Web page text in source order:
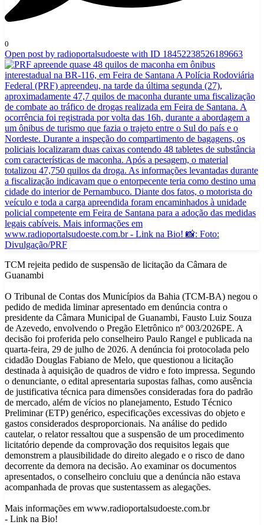
0
Open post by radioportalsudoeste with ID 18452238526189663
TCM rejeita pedido de suspensão de licitação da Câmara de
Guanambi
O Tribunal de Contas dos Municípios da Bahia (TCM-BA) negou o
pedido de medida liminar apresentado em denúncia contra o
presidente da Câmara Municipal de Guanambi, Fausto Luiz Souza
de Azevedo, envolvendo o Pregão Eletrônico nº 003/2026PE. A
decisão foi proferida pelo conselheiro Paulo Rangel e publicada na
quarta-feira, 29 de julho de 2026. A denúncia foi protocolada pelo
cidadão Douglas Fabiano de Melo, que questionou a licitação
destinada à aquisição de quadros de vidro e foto impressa. Segundo
o denunciante, o edital apresentaria supostas falhas, como ausência
de justificativa técnica para dimensões consideradas fora do padrão
de mercado, além de vícios no planejamento, Estudo Técnico
Preliminar (ETP) genérico, especificações excessivas do objeto e
gastos considerados desproporcionais. Na análise do pedido
cautelar, o relator ressaltou que a suspensão de um procedimento
licitatório depende da comprovação dos requisitos legais que
demonstrem a plausibilidade do direito alegado e o risco de dano
decorrente da demora na decisão. Ao examinar os documentos
apresentados, o conselheiro concluiu que a denúncia não estava
acompanhada de provas que sustentassem as alegações.
Mais informações em www.radioportalsudoeste.com.br
- Link na Bio!